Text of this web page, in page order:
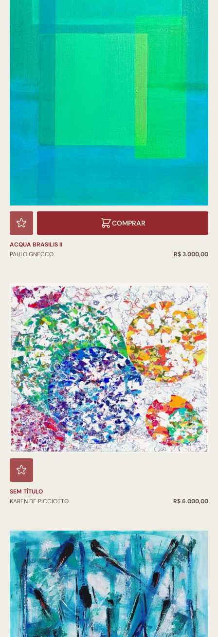
COMPRAR
ACQUA BRASILIS II
PAULO GNECCO
R$ 3.000,00
SEM TÍTULO
KAREN DE PICCIOTTO
R$ 6.000,00